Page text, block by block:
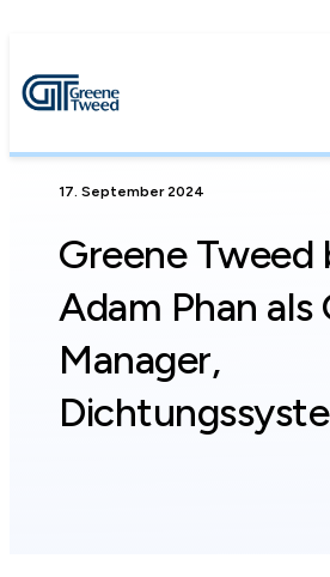
17. September 2024
Greene
Adam Phan als
Manager,